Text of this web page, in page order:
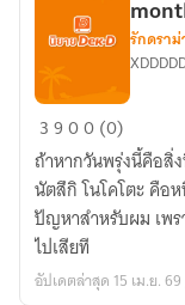
สาม
เดือน
ของ
ผม
และ
เธอ
(three
รักดราม่
3900 (0)
ถ้าหากวันพรุ่งนี้คือสิ่
นัตสึกิ โนโคโตะ คือ
ปัญหาสำหรับผม เพร
ไปเสียที
อัปเดตล่าสุด 15 เม.ย.